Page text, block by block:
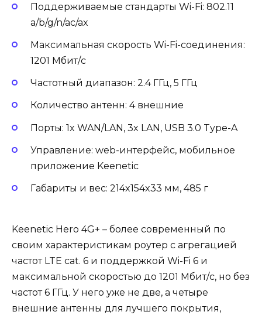
Поддерживаемые стандарты Wi-Fi: 802.11
a/b/g/n/ac/ax
Максимальная скорость Wi-Fi-соединения:
1201 Мбит/с
Частотный диапазон: 2.4 ГГц, 5 ГГц
Количество антенн: 4 внешние
Порты: 1x WAN/LAN, 3x LAN, USB 3.0 Type-A
Управление: web-интерфейс, мобильное
приложение Keenetic
Габариты и вес: 214x154x33 мм, 485 г
Keenetic Hero 4G+ – более современный по
своим характеристикам роутер с агрегацией
частот LTE cat. 6 и поддержкой Wi-Fi 6 и
максимальной скоростью до 1201 Мбит/с, но без
частот 6 ГГц. У него уже не две, а четыре
внешние антенны для лучшего покрытия,